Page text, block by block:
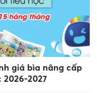
giá bìa nâng cấp
2027